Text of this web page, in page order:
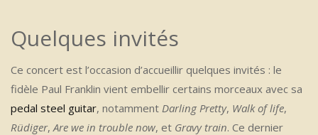
Quelques invités
Ce concert est l’occasion d’accueillir quelques invités : le
fidèle Paul Franklin vient embellir certains morceaux avec sa
pedal steel guitar, notamment Darling Pretty, Walk of life,
Rüdiger, Are we in trouble now, et Gravy train. Ce dernier